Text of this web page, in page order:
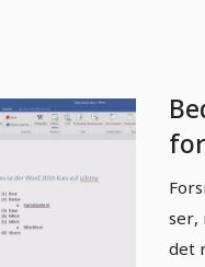
ser,
det